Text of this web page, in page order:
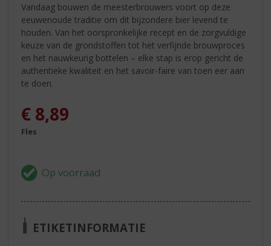
Vandaag bouwen de meesterbrouwers voort op deze
eeuwenoude traditie om dit bijzondere bier levend te
houden. Van het oorspronkelijke recept en de zorgvuldige
keuze van de grondstoffen tot het verfijnde brouwproces
en het nauwkeurig bottelen – elke stap is erop gericht de
authentieke kwaliteit en het savoir-faire van toen eer aan
te doen.
€ 8,89
Fles
ETIKETINFORMATIE